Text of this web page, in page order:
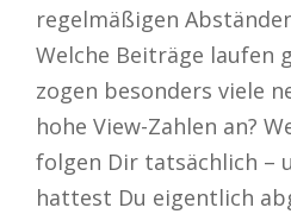
regelmäßigen
Welche Beiträge laufen
zogen besonders viele
hohe View-Zahlen an?
folgen Dir tatsächlich –
hattest Du eigentlich